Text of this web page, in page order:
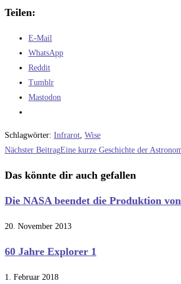
Teilen:
E-Mail
WhatsApp
Reddit
Tumblr
Mastodon
Schlagwörter: Infrarot, Wise
Weitere
Nächster BeitragEine kurze Geschichte der
Das könnte dir auch gefallen
Die NASA beendet die Produktion
20. November 2013
60 Jahre Explorer 1
1. Februar 2018